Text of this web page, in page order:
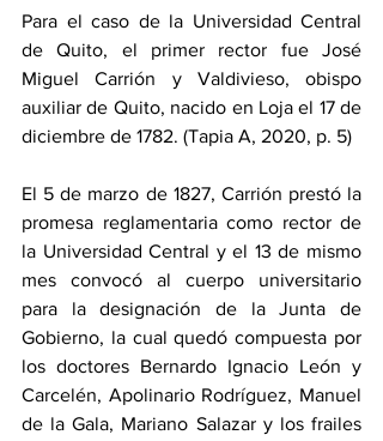
Para el caso de la Universidad Central
de Quito, el primer rector fue José
Miguel Carrión y Valdivieso, obispo
auxiliar de Quito, nacido en Loja el 17 de
diciembre de 1782. (Tapia A, 2020, p. 5)
El 5 de marzo de 1827, Carrión prestó la
promesa reglamentaria como rector de
la Universidad Central y el 13 de mismo
mes convocó al cuerpo universitario
para la designación de la Junta de
Gobierno, la cual quedó compuesta por
los doctores Bernardo Ignacio León y
Carcelén, Apolinario Rodríguez, Manuel
de la Gala, Mariano Salazar y los frailes